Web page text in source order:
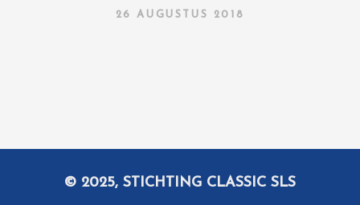
26 AUGUSTUS 2018
© 2025, STICHTING CLASSIC SLS